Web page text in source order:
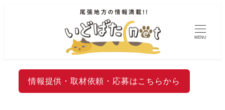
MENU
情報提供・取材依頼・応募はこちらから